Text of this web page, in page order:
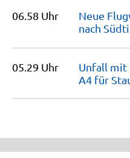
06.58 Uhr
Neue
nach
05.29 Uhr
Unfall mit
A4 für